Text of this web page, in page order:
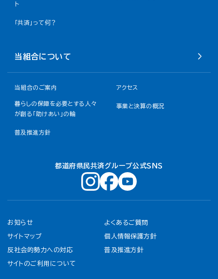
ト
「共済」って何？
当組合について
当組合のご案内 アクセス
暮らしの保障を必要とする人々
が創る「助けあい」の輪
事業と決算の概況
普及推進方針
都道府県民共済グループ公式ＳＮＳ
お知らせ よくあるご質問
サイトマップ 個人情報保護方針
反社会的勢力への対応 普及推進方針
サイトのご利用について